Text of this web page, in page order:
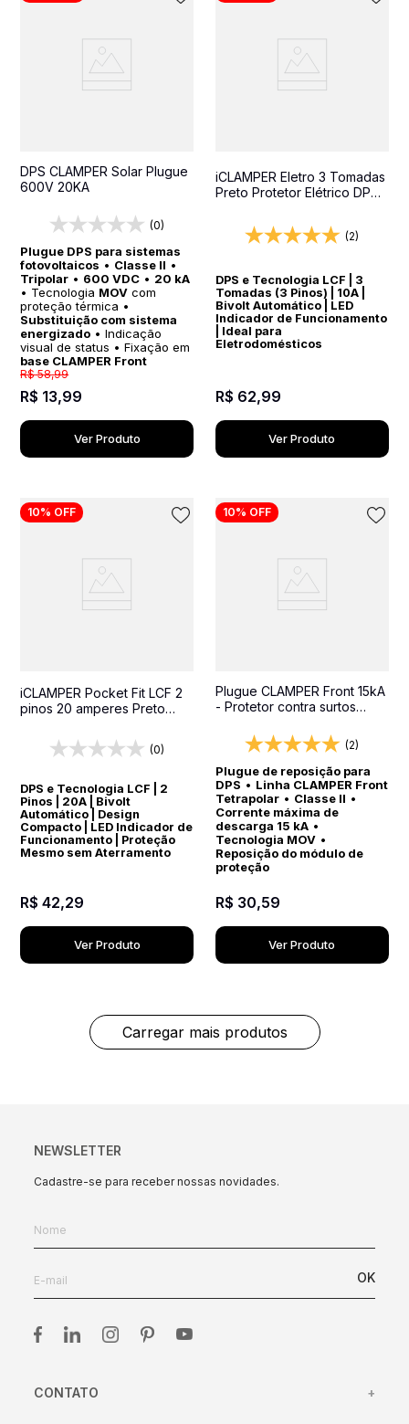
DPS CLAMPER Solar Plugue
600V 20KA
(0)
Plugue DPS para sistemas
fotovoltaicos • Classe II •
Tripolar • 600 VDC • 20 kA
• Tecnologia MOV com
proteção térmica •
Substituição com sistema
energizado • Indicação
visual de status • Fixação em
base CLAMPER Front
R$ 58,99
R$ 13,99
Ver Produto
iCLAMPER Eletro 3 Tomadas
Preto Protetor Elétrico DPS
(2)
DPS e Tecnologia LCF | 3
Tomadas (3 Pinos) | 10A |
Bivolt Automático | LED
Indicador de Funcionamento
| Ideal para
Eletrodomésticos
R$ 62,99
Ver Produto
10% OFF
iCLAMPER Pocket Fit LCF 2
pinos 20 amperes Preto
(0)
DPS e Tecnologia LCF | 2
Pinos | 20A | Bivolt
Automático | Design
Compacto | LED Indicador de
Funcionamento | Proteção
Mesmo sem Aterramento
R$ 42,29
Ver Produto
10% OFF
Plugue CLAMPER Front 15kA
- Protetor contra surtos
elétricos
(2)
Plugue de reposição para
DPS • Linha CLAMPER Front
Tetrapolar• Classe II •
Corrente máxima de
descarga 15 kA•
Tecnologia MOV•
Reposição do módulo de
proteção
R$ 30,59
Ver Produto
NEWSLETTER
Cadastre-se para receber nossas novidades.
OK
CONTATO +